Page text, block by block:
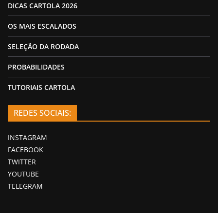
DICAS CARTOLA 2026
OS MAIS ESCALADOS
SELEÇÃO DA RODADA
PROBABILIDADES
TUTORIAIS CARTOLA
REDES SOCIAIS:
INSTAGRAM
FACEBOOK
TWITTER
YOUTUBE
TELEGRAM